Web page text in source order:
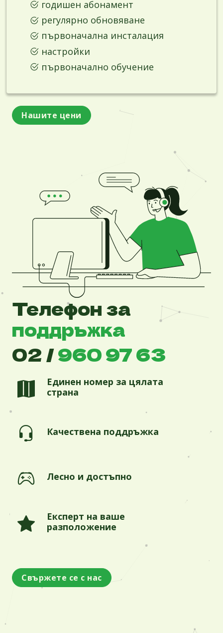
годишен абонамент
регулярно обновяване
първоначална инсталация
настройки
първоначално обучение
Нашите цени
Телефон за
поддръжка
02 /960 97 63
Единен номер за цялата
страна
Качествена поддръжка
Лесно и достъпно
Експерт на ваше
разположение
Свържете се с нас